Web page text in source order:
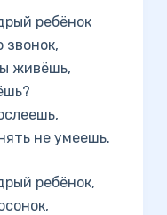
ребёнок
звонок,
живёшь,
не умеешь.
ребёнок,